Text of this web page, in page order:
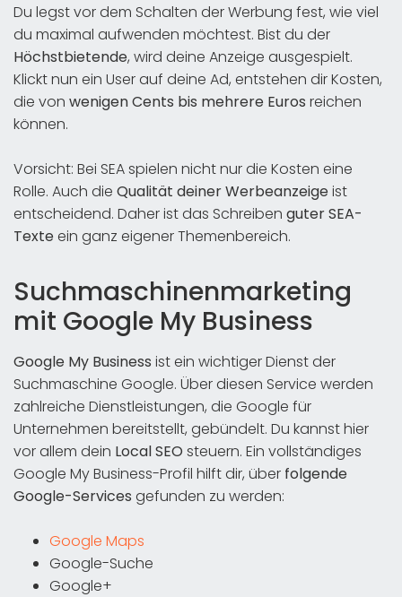
Du legst vor dem Schalten der Werbung fest, wie viel
du maximal aufwenden möchtest. Bist du der
Höchstbietende, wird deine Anzeige ausgespielt.
Klickt nun ein User auf deine Ad, entstehen dir Kosten,
die von wenigen Cents bis mehrere Euros reichen
können.
Vorsicht: Bei SEA spielen nicht nur die Kosten eine
Rolle. Auch die Qualität deiner Werbeanzeigeist
entscheidend. Daher ist das Schreiben guter SEA-
Texteein ganz eigener Themenbereich.
Suchmaschinenmarketing
mit Google My Business
Google My Business ist ein wichtiger Dienst der
Suchmaschine Google. Über diesen Service werden
zahlreiche Dienstleistungen, die Google für
Unternehmen bereitstellt, gebündelt. Du kannst hier
vor allem dein Local SEO steuern. Ein vollständiges
Google My Business-Profil hilft dir, über folgende
Google-Services gefunden zu werden:
Google Maps
Google-Suche
Google+